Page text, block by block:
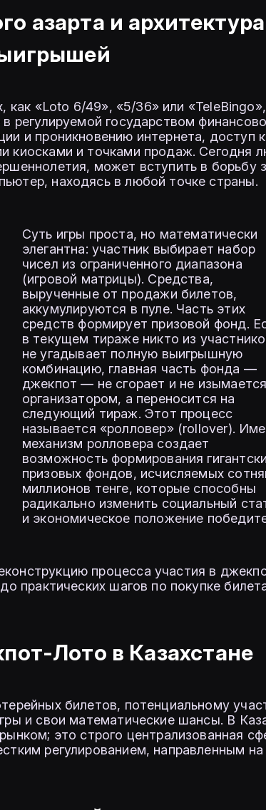
азарта и архитектура
как «Loto 6/49», «5/36» или «TeleBingo»,
регулируемой государством
и проникновению интернета, доступ к
киосками и точками продаж. Сегодня
может вступить в борьбу
находясь в любой точке страны.
Суть игры проста, но математически
элегантна: участник выбирает набор
чисел из ограниченного диапазона
(игровой матрицы). Средства,
вырученные от продажи билетов,
аккумулируются в пуле. Часть этих
средств формирует призовой фонд.
в текущем тираже никто из
не угадывает полную выигрышную
комбинацию, главная часть фонда —
джекпот — не сгорает и не изымается
организатором, а переносится на
следующий тираж. Этот процесс
называется «ролловер» (rollover).
механизм ролловера создает
возможность формирования
призовых фондов, исчисляемых
миллионов тенге, которые способны
радикально изменить социальный
и экономическое положение
процесса участия в
практических шагов по покупке
Лото в Казахстане
билетов, потенциальному
и свои математические шансы. В
это строго централизованная
регулированием, направленным